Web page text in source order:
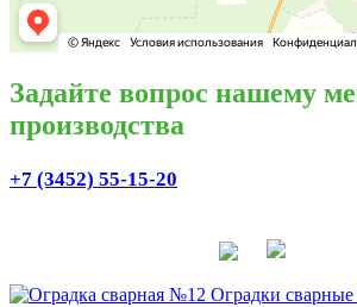
Задайте вопрос нашему
производства
+7 (3452) 55-15-20